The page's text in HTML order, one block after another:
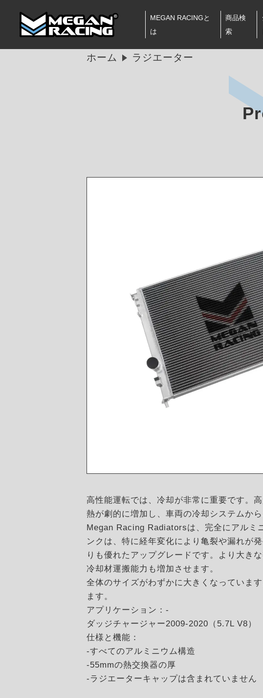
MEGAN RACINGと
は
商品検
索
ホーム ラジエーター
高性能運転では、冷却が非常に重要です。
熱が劇的に増加し、車両の冷却システムか
Megan Racing Radiatorsは、完全にアルミ
ンクは、特に経年変化により亀裂や漏れが
りも優れたアップグレードです。より大き
冷却材運搬能力も増加させます。
全体のサイズがわずかに大きくなっていま
ます。
アプリケーション：-
ダッジチャージャー2009-2020（5.7L V8）
仕様と機能：
-すべてのアルミニウム構造
-55mmの熱交換器の厚
-ラジエーターキャップは含まれていません